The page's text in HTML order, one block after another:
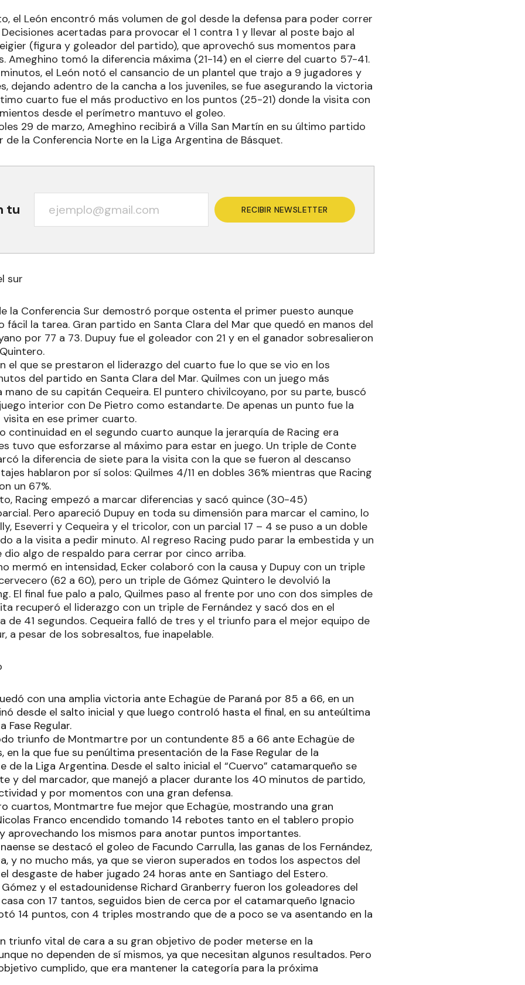
el León encontró más volumen de gol desde la defensa para poder correr
acertadas para provocar el 1 contra 1 y llevar al poste bajo al
(figura y goleador del partido), que aprovechó sus momentos para
Ameghino tomó la diferencia máxima (21-14) en el cierre del cuarto 57-41.
el León notó el cansancio de un plantel que trajo a 9 jugadores y
dejando adentro de la cancha a los juveniles, se fue asegurando la victoria
cuarto fue el más productivo en los puntos (25-21) donde la visita con
desde el perímetro mantuvo el goleo.
29 de marzo, Ameghino recibirá a Villa San Martín en su último partido
de la Conferencia Norte en la Liga Argentina de Básquet.
tu RECIBIR NEWSLETTER
sur
la Conferencia Sur demostró porque ostenta el primer puesto aunque
fácil la tarea. Gran partido en Santa Clara del Mar que quedó en manos del
por 77 a 73. Dupuy fue el goleador con 21 y en el ganador sobresalieron
el que se prestaron el liderazgo del cuarto fue lo que se vio en los
del partido en Santa Clara del Mar. Quilmes con un juego más
de su capitán Cequeira. El puntero chivilcoyano, por su parte, buscó
interior con De Pietro como estandarte. De apenas un punto fue la
en ese primer cuarto.
continuidad en el segundo cuarto aunque la jerarquía de Racing era
tuvo que esforzarse al máximo para estar en juego. Un triple de Conte
la diferencia de siete para la visita con la que se fueron al descanso
hablaron por sí solos: Quilmes 4/11 en dobles 36% mientras que Racing
un 67%.
Racing empezó a marcar diferencias y sacó quince (30-45)
Pero apareció Dupuy en toda su dimensión para marcar el camino, lo
Eseverri y Cequeira y el tricolor, con un parcial 17 – 4 se puso a un doble
a la visita a pedir minuto. Al regreso Racing pudo parar la embestida y un
algo de respaldo para cerrar por cinco arriba.
mermó en intensidad, Ecker colaboró con la causa y Dupuy con un triple
(62 a 60), pero un triple de Gómez Quintero le devolvió la
El final fue palo a palo, Quilmes paso al frente por uno con dos simples de
recuperó el liderazgo con un triple de Fernández y sacó dos en el
de 41 segundos. Cequeira falló de tres y el triunfo para el mejor equipo de
a pesar de los sobresaltos, fue inapelable.
con una amplia victoria ante Echagüe de Paraná por 85 a 66, en un
desde el salto inicial y que luego controló hasta el final, en su anteúltima
Fase Regular.
triunfo de Montmartre por un contundente 85 a 66 ante Echagüe de
en la que fue su penúltima presentación de la Fase Regular de la
de la Liga Argentina. Desde el salto inicial el “Cuervo” catamarqueño se
y del marcador, que manejó a placer durante los 40 minutos de partido,
y por momentos con una gran defensa.
cuartos, Montmartre fue mejor que Echagüe, mostrando una gran
Franco encendido tomando 14 rebotes tanto en el tablero propio
aprovechando los mismos para anotar puntos importantes.
se destacó el goleo de Facundo Carrulla, las ganas de los Fernández,
y no mucho más, ya que se vieron superados en todos los aspectos del
desgaste de haber jugado 24 horas ante en Santiago del Estero.
y el estadounidense Richard Granberry fueron los goleadores del
con 17 tantos, seguidos bien de cerca por el catamarqueño Ignacio
14 puntos, con 4 triples mostrando que de a poco se va asentando en la
triunfo vital de cara a su gran objetivo de poder meterse en la
no dependen de sí mismos, ya que necesitan algunos resultados. Pero
cumplido, que era mantener la categoría para la próxima